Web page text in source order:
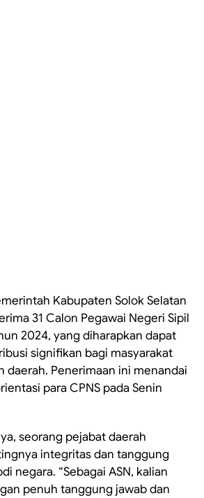
Kabupaten Solok Selatan
31 Calon Pegawai Negeri Sipil
2024, yang diharapkan dapat
signifikan bagi masyarakat
daerah. Penerimaan ini menandai
para CPNS pada Senin
seorang pejabat daerah
integritas dan tanggung
negara. “Sebagai ASN, kalian
penuh tanggung jawab dan